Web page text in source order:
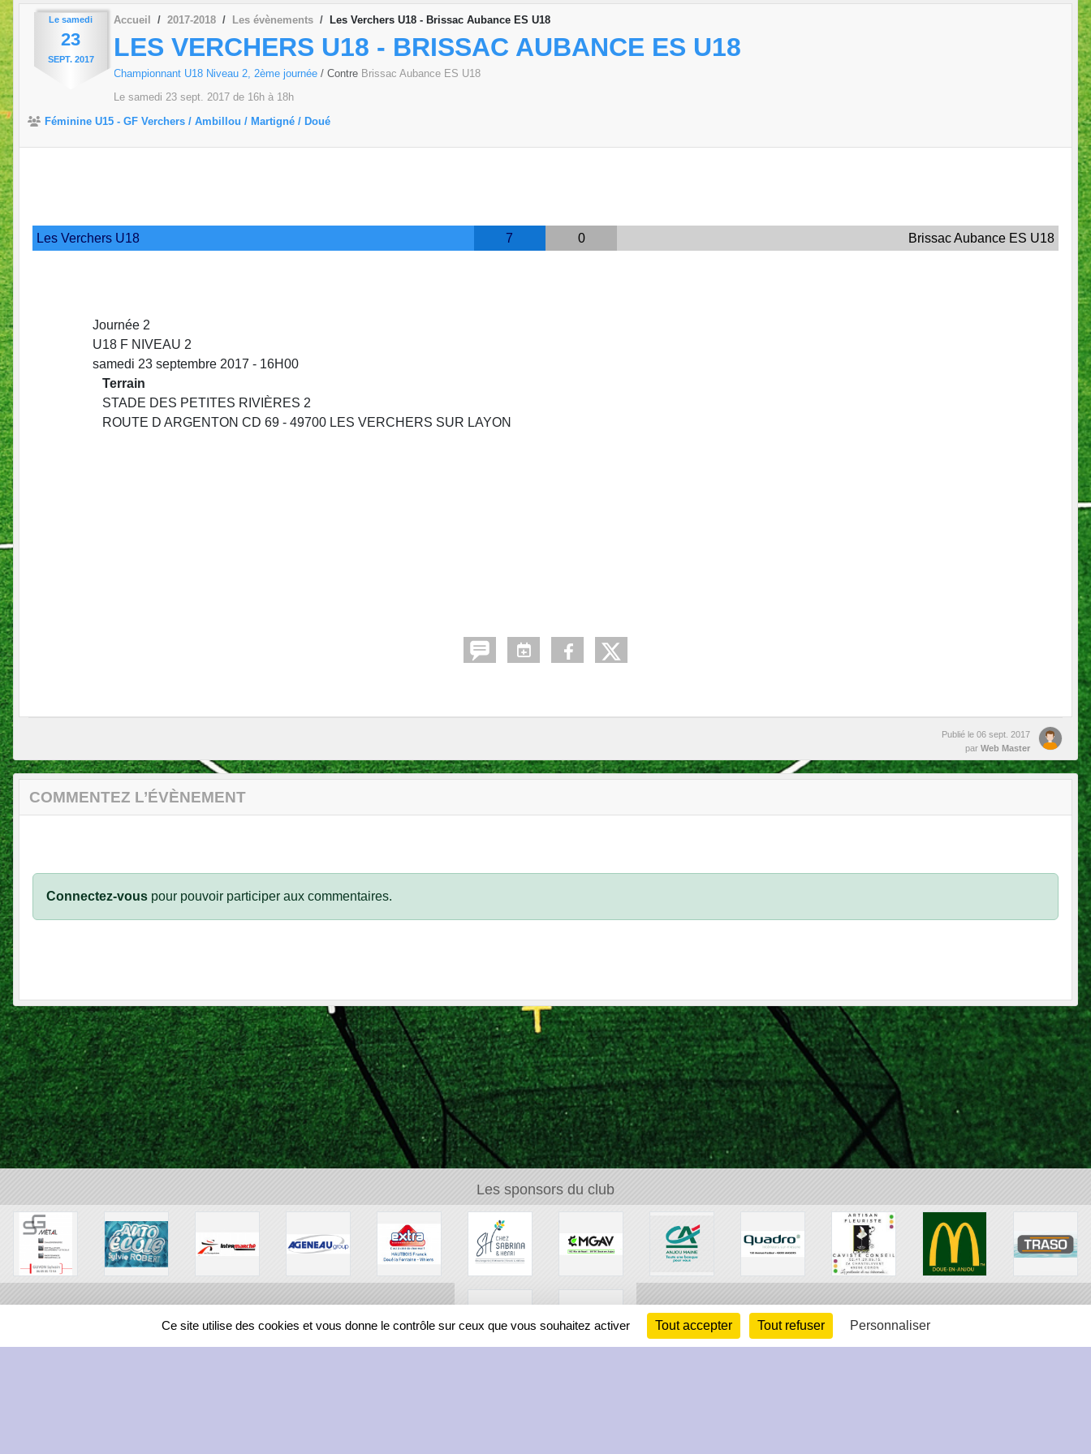
Le samedi
23
SEPT. 2017
Accueil 2017-2018 Les évènements Les Verchers U18 - Brissac Aubance ES U18
LES VERCHERS U18 - BRISSAC AUBANCE ES U18
Championnant U18 Niveau 2, 2ème journée / Contre Brissac Aubance ES U18
Le samedi 23 sept. 2017 de 16h à 18h
Féminine U15 - GF Verchers / Ambillou / Martigné / Doué
Les Verchers U18 7 0 Brissac Aubance ES U18
Journée 2
U18 F NIVEAU 2
samedi 23 septembre 2017 - 16H00
Terrain
STADE DES PETITES RIVIÈRES 2
ROUTE D ARGENTON CD 69 - 49700 LES VERCHERS SUR LAYON
Publié le 06 sept. 2017
par Web Master
COMMENTEZ L’ÉVÈNEMENT
Connectez-vous pour pouvoir participer aux commentaires.
Les sponsors du club
Ce site utilise des cookies et vous donne le contrôle sur ceux que vous souhaitez activer Tout accepter Tout refuser Personnaliser